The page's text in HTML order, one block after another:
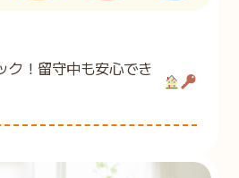
ク！留守中も安心でき